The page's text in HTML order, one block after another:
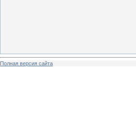
Полная версия сайта